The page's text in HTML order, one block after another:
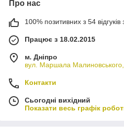
Про нас
100% позитивних з 54 відгуків
Працює з 18.02.2015
м. Дніпро
вул. Маршала Малиновського,
Контакти
Сьогодні вихідний
Показати весь графік